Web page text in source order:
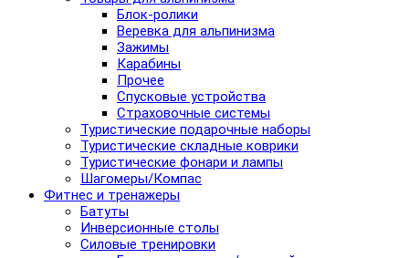
Блок-ролики
Веревка для альпинизма
Зажимы
Карабины
Прочее
Спусковые устройства
Страховочные системы
Туристические подарочные наборы
Туристические складные коврики
Туристические фонари и лампы
Шагомеры/Компас
Фитнес и тренажеры
Батуты
Инверсионные столы
Силовые тренировки